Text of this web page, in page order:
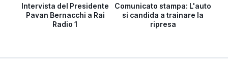
Intervista del Presidente
Pavan Bernacchi a Rai
Radio 1
Comunicato stampa: L'auto
si candida a trainare la
ripresa